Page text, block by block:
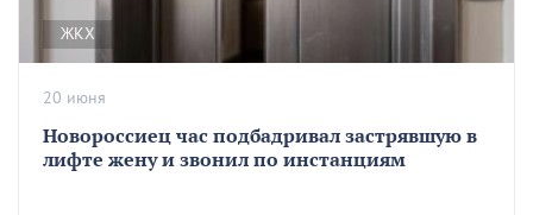
ЖКХ
Новороссиец час подбадривал застрявшую в
лифте жену и звонил по инстанциям
20 июня